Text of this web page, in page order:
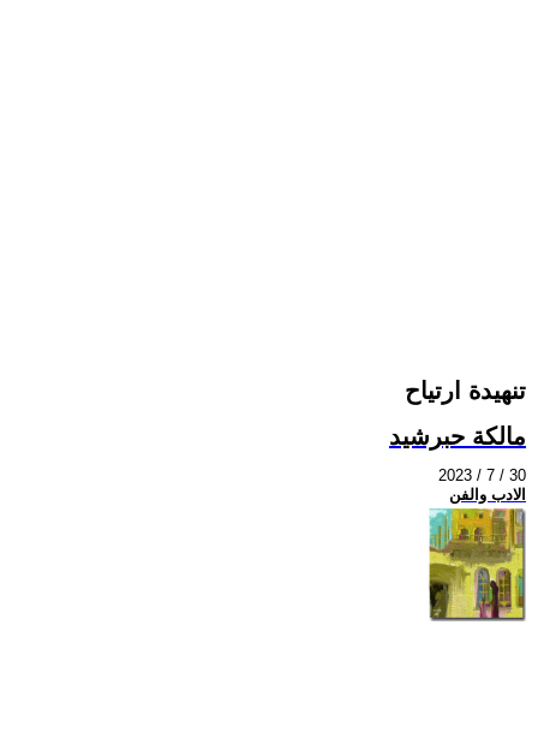
تنهيدة ارتياح
مالكة حبرشيد
2023 / 7 / 30
الادب والفن